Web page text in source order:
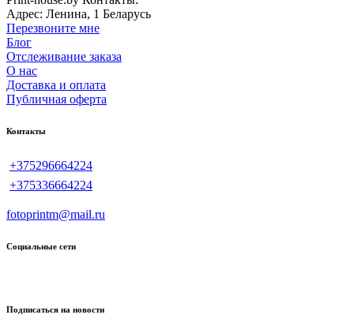
Адрес: Ленина, 1 Беларусь
Перезвоните мне
Блог
Отслеживание заказа
О нас
Доставка и оплата
Публичная оферта
Контакты
+375296664224
+375336664224
fotoprintm@mail.ru
Социальные сети
Подписаться на новости